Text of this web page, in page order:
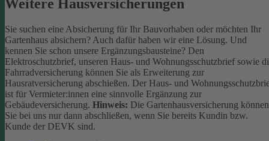
Weitere Hausversicherungen
Sie suchen eine Absicherung für Ihr Bauvorhaben oder möchten Ihr
Gartenhaus absichern? Auch dafür haben wir eine Lösung. Und
kennen Sie schon unsere Ergänzungsbausteine? Den
Elektroschutzbrief, unseren Haus- und Wohnungsschutzbrief sowie
Fahrradversicherung können Sie als Erweiterung zur
Hausratversicherung abschießen. Der Haus- und
ist für Vermieter:innen eine sinnvolle Ergänzung zur
Gebäudeversicherung. Hinweis: Die Gartenhausversicherung können
Sie bei uns nur dann abschließen, wenn Sie bereits Kundin bzw.
Kunde der DEVK sind.